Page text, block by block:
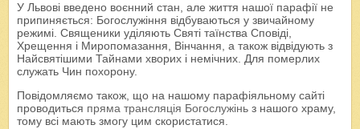
У Львові введено воєнний стан, але життя нашої парафії не
припиняється: Богослужіння відбуваються у звичайному
режимі. Священики уділяють Святі таїнства Сповіді,
Хрещення і Миропомазання, Вінчання, а також відвідують з
Найсвятішими Тайнами хворих і немічних. Для померлих
служать Чин похорону.
Повідомляємо також, що на нашому парафіяльному сайті
проводиться пряма трансляція Богослужінь з нашого храму,
тому всі мають змогу цим скористатися.